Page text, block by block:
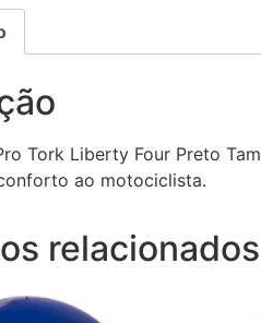
Tork Liberty Four Preto
ao motociclista.
relacionados